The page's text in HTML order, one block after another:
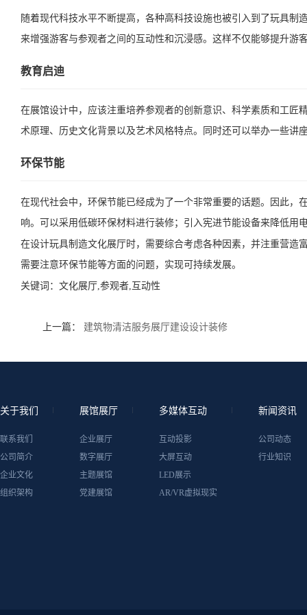
随着现代科技水平不断提高，各种高科技设施也被引入到了玩具
来增强游客与参观者之间的互动性和沉浸感。这样不仅能够提升
教育启迪
在展馆设计中，应该注重培养参观者的创新意识、科学素质和工
术原理、历史文化背景以及艺术风格特点。同时还可以举办一些讲
环保节能
在现代社会中，环保节能已经成为了一个非常重要的话题。因此
响。可以采用低碳环保材料进行装修；引入宪进节能设备来降低用
在设计玩具制造文化展厅时，需要综合考虑各种因素，并注重营
需要注意环保节能等方面的问题，实现可持续发展。
关键词： 文化展厅,参观者,互动性
上一篇： 建筑物清洁服务展厅建设设计装修
关于我们
联系我们
公司简介
企业文化
组织架构
展馆展厅
企业展厅
数字展厅
主题展馆
党建展馆
多媒体互动
互动投影
大屏互动
LED展示
AR/VR虚拟现实
新闻资讯
公司动态
行业知识